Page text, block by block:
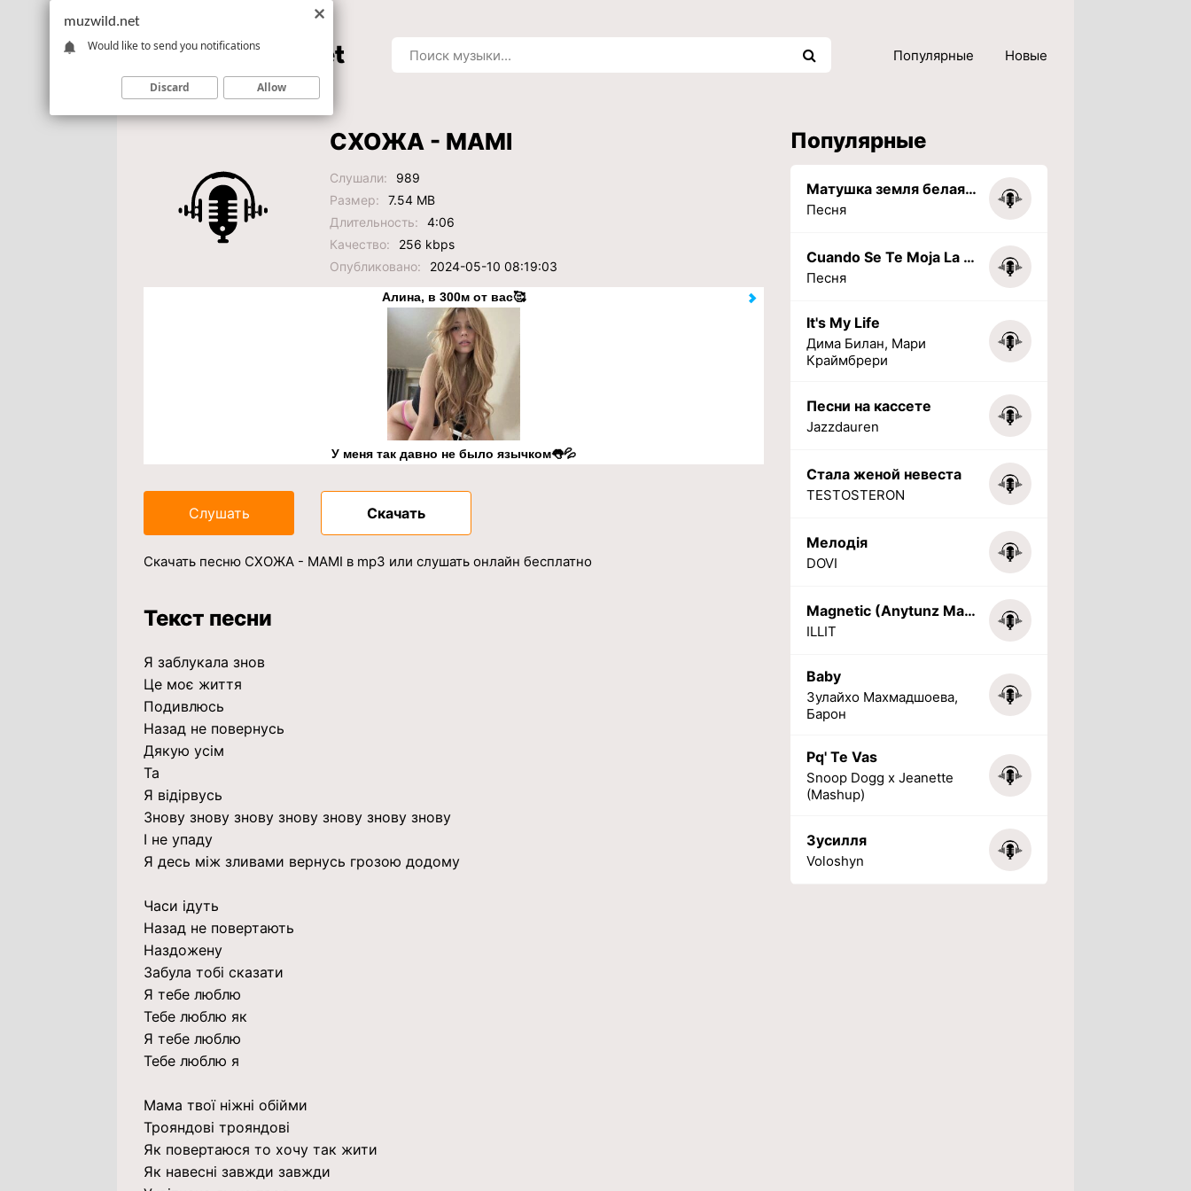
Популярные Новые
СХОЖА - МАМІ
Слушали:
989
Размер:
7.54 MB
Длительность:
4:06
Качество:
256 kbps
Опубликовано:
2024-05-10 08:19:03
Алина, в 300м от вас🥰
У меня так давно не было язычком👅💦
Слушать Скачать
Скачать песню СХОЖА - МАМІ в mp3 или слушать онлайн бесплатно
Текст песни
Я заблукала знов
Це моє життя
Подивлюсь
Назад не повернусь
Дякую усім
Та
Я відірвусь
Знову знову знову знову знову знову знову
І не упаду
Я десь між зливами вернусь грозою додому
Часи ідуть
Назад не повертають
Наздожену
Забула тобі сказати
Я тебе люблю
Тебе люблю як
Я тебе люблю
Тебе люблю я
Мама твої ніжні обійми
Трояндові трояндові
Як повертаюся то хочу так жити
Як навесні завжди завжди
Популярные
Матушка земля белая березонька
Песня
Cuando Se Te Moja La Tarea (PHONK) (Slowed + Reverbed)
Песня
It's My Life
Дима Билан, Мари
Краймбрери
Песни на кассете
Jazzdauren
Стала женой невеста
TESTOSTERON
Мелодія
DOVI
Magnetic (Anytunz Marimba Ringtone)
ILLIT
Baby
Зулайхо Махмадшоева,
Барон
Pq' Te Vas
Snoop Dogg x Jeanette
(Mashup)
Зусилля
Voloshyn
muzwild.net
Would like to send you notifications
Discard Allow